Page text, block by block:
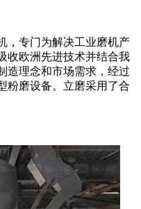
，专门为解决工业磨机产
收欧洲先进技术并结合我
造理念和市场需求，经过
粉磨设备。立磨采用了合